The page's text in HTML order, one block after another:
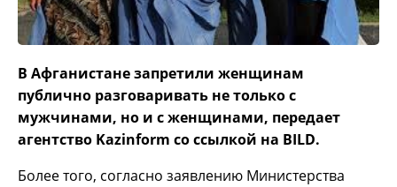
В Афганистане запретили женщинам
публично разговаривать не только с
мужчинами, но и с женщинами, передает
агентство Kazinform со ссылкой на BILD.
Более того, согласно заявлению Министерства